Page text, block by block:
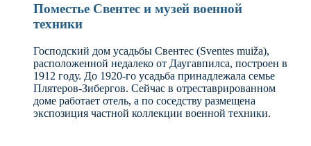
Поместье Свентес и музей военной
техники
Господский дом усадьбы Свентес (Sventes muiža),
расположенной недалеко от Даугавпилса, построен в
1912 году. До 1920-го усадьба принадлежала семье
Плятеров-Зибергов. Сейчас в отреставрированном
доме работает отель, а по соседству размещена
экспозиция частной коллекции военной техники.